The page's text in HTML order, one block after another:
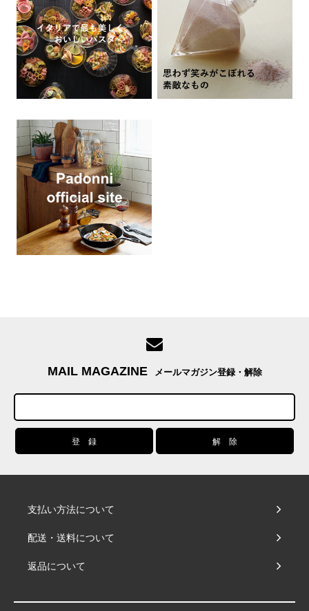
MAIL MAGAZINE メールマガジン登録・解除
支払い方法について
配送・送料について
返品について